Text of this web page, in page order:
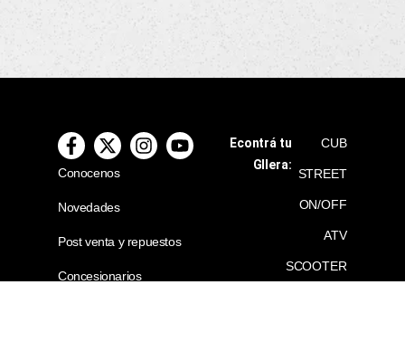
Conocenos
Novedades
Post venta y repuestos
Concesionarios
Econtrá tu
GIlera:
CUB
STREET
ON/OFF
ATV
SCOOTER